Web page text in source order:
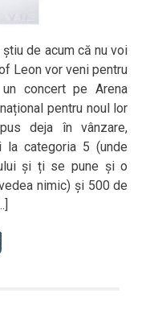
de acum că nu voi
Leon vor veni pentru
concert pe Arena
pentru noul lor
deja în vânzare,
categoria 5 (unde
și ți se pune și o
nimic) și 500 de